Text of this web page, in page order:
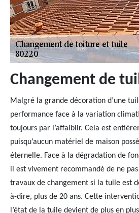
Changement de
Malgré la grande décoration d’une
performance face à la variation
toujours par l’affaiblir. Cela est
puisqu’aucun matériel de maison
éternelle. Face à la dégradation de
il est vivement recommandé de ne
travaux de changement si la tuile est
à-dire, plus de 20 ans. Cette
l’état de la tuile devient de plus en